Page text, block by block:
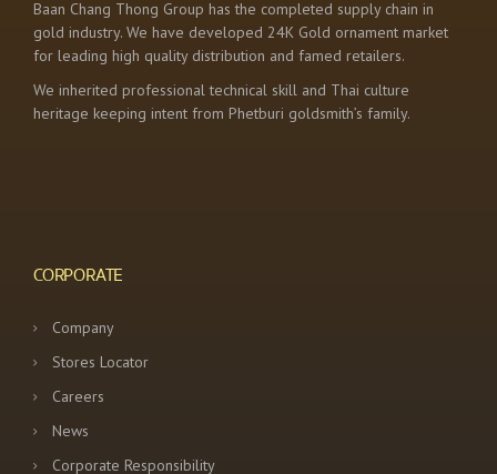
Baan Chang Thong Group has the completed supply chain in
gold industry. We have developed 24K Gold ornament market
for leading high quality distribution and famed retailers.
We inherited professional technical skill and Thai culture
heritage keeping intent from Phetburi goldsmith’s family.
CORPORATE
Company
Stores Locator
Careers
News
Corporate Responsibility